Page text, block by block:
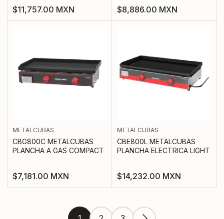
Precio
regular
$11,757.00 MXN
Precio
regular
$8,886.00 MXN
METALCUBAS
CBG800C METALCUBAS
PLANCHA A GAS COMPACT
Precio
regular
$7,181.00 MXN
METALCUBAS
CBE800L METALCUBAS
PLANCHA ELECTRICA LIGHT
Precio
regular
$14,232.00 MXN